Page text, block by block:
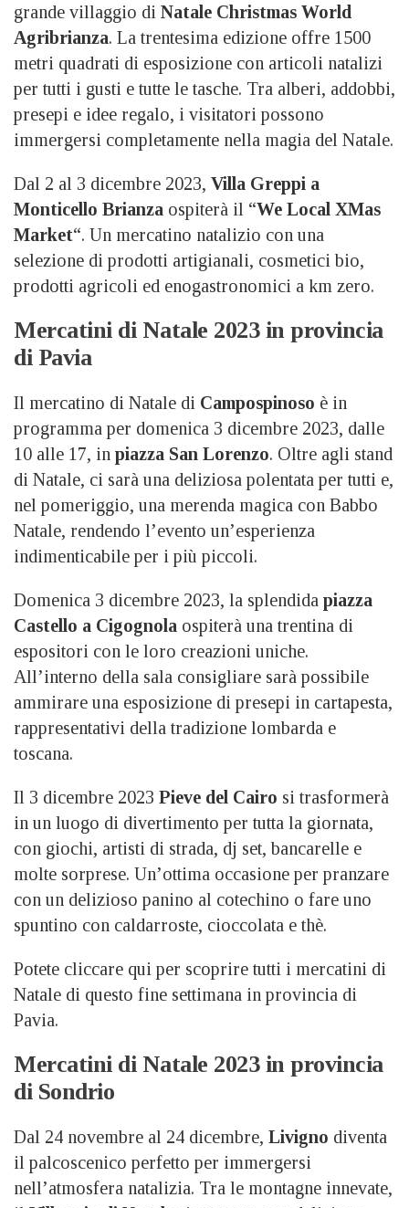
grande villaggio di Natale Christmas World
Agribrianza. La trentesima edizione offre 1500
metri quadrati di esposizione con articoli natalizi
per tutti i gusti e tutte le tasche. Tra alberi, addobbi,
presepi e idee regalo, i visitatori possono
immergersi completamente nella magia del Natale.
Dal 2 al 3 dicembre 2023, Villa Greppi a
Monticello Brianza ospiterà il “We Local XMas
Market“. Un mercatino natalizio con una
selezione di prodotti artigianali, cosmetici bio,
prodotti agricoli ed enogastronomici a km zero.
Mercatini di Natale 2023 in provincia
di Pavia
Il mercatino di Natale di Campospinoso è in
programma per domenica 3 dicembre 2023, dalle
10 alle 17, in piazza San Lorenzo. Oltre agli stand
di Natale, ci sarà una deliziosa polentata per tutti e,
nel pomeriggio, una merenda magica con Babbo
Natale, rendendo l’evento un’esperienza
indimenticabile per i più piccoli.
Domenica 3 dicembre 2023, la splendida piazza
Castello a Cigognola ospiterà una trentina di
espositori con le loro creazioni uniche.
All’interno della sala consigliare sarà possibile
ammirare una esposizione di presepi in cartapesta,
rappresentativi della tradizione lombarda e
toscana.
Il 3 dicembre 2023 Pieve del Cairo si trasformerà
in un luogo di divertimento per tutta la giornata,
con giochi, artisti di strada, dj set, bancarelle e
molte sorprese. Un’ottima occasione per pranzare
con un delizioso panino al cotechino o fare uno
spuntino con caldarroste, cioccolata e thè.
Potete cliccare qui per scoprire tutti i mercatini di
Natale di questo fine settimana in provincia di
Pavia.
Mercatini di Natale 2023 in provincia
di Sondrio
Dal 24 novembre al 24 dicembre, Livigno diventa
il palcoscenico perfetto per immergersi
nell’atmosfera natalizia. Tra le montagne innevate,